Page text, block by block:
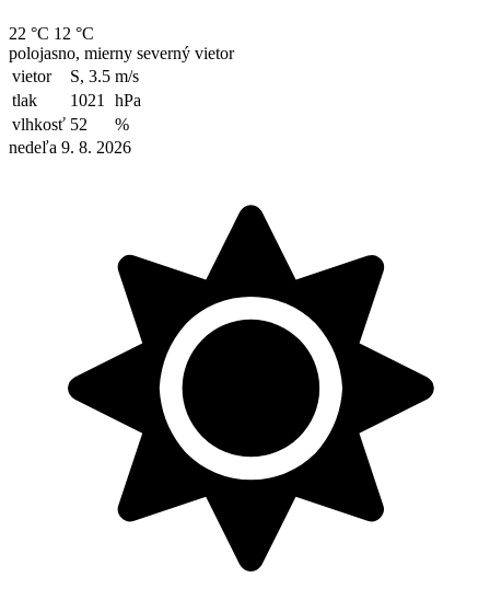
22 °C 12 °C
polojasno, mierny severný vietor
vietor
S, 3.5 m/s
tlak
1021
hPa
vlhkosť 52
%
nedeľa 9. 8. 2026